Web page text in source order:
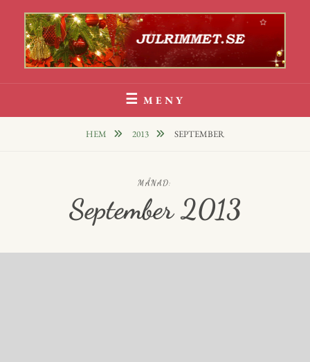
innehåll
Julrim Och Julklappsrim
MENY
HEM 2013 SEPTEMBER
MÅNAD:
September 2013